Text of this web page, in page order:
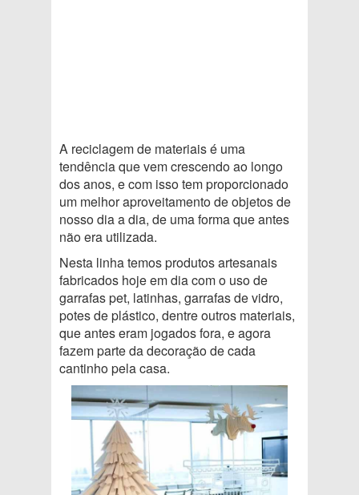
A reciclagem de materiais é uma
tendência que vem crescendo ao longo
dos anos, e com isso tem proporcionado
um melhor aproveitamento de objetos de
nosso dia a dia, de uma forma que antes
não era utilizada.
Nesta linha temos produtos artesanais
fabricados hoje em dia com o uso de
garrafas pet, latinhas, garrafas de vidro,
potes de plástico, dentre outros materiais,
que antes eram jogados fora, e agora
fazem parte da decoração de cada
cantinho pela casa.